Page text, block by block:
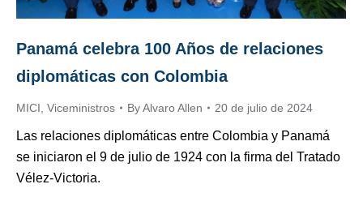
Panamá celebra 100 Años de relaciones
diplomáticas con Colombia
MICI Viceministros ByAlvaro Allen 20 de julio de 2024
Las relaciones diplomáticas entre Colombia y Panamá
se iniciaron el 9 de julio de 1924 con la firma del Tratado
Vélez-Victoria.